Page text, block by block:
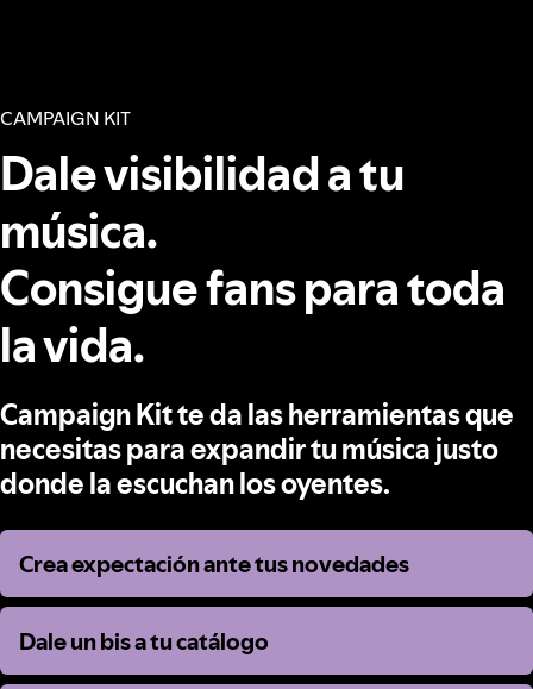
CAMPAIGN KIT
Dale visibilidad a tu
música.
Consigue fans para toda
la vida.
Campaign Kit te da las herramientas que
necesitas para expandir tu música justo
donde la escuchan los oyentes.
Crea expectación ante tus novedades
Crea expectación ante tus novedades
Dale un bis a tu catálogo
Dale un bis a tu catálogo